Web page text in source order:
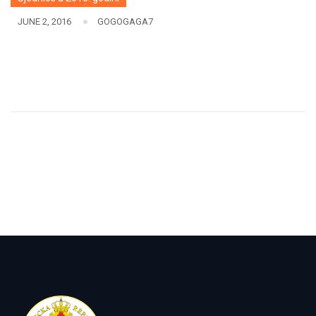
JUNE 2, 2016 GOGOGAGA7